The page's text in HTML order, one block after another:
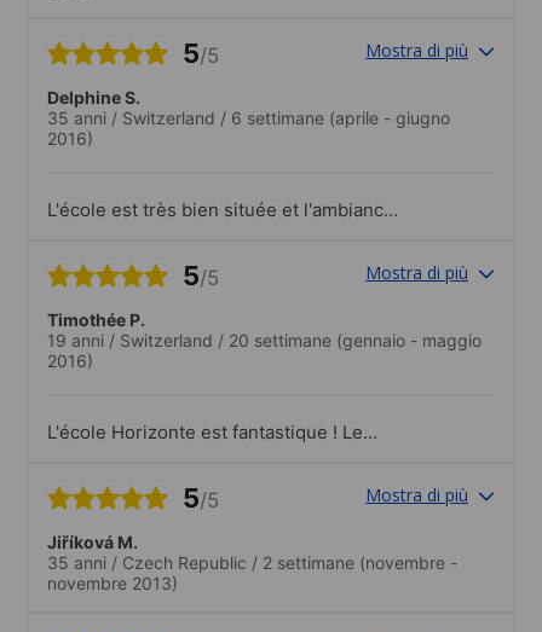
5/5 Mostra di più
Delphine S.
35 anni / Switzerland / 6 settimane (aprile - giugno
2016)
L'école est très bien située et l'ambiance
et très bien orientée dans un cours
apprécié être entourée de personnes
provenant d'horizons différents et
découvrir leurs cultures et traditions.
5/5 Mostra di più
Timothée P.
19 anni / Switzerland / 20 settimane (gennaio - maggio
2016)
L'école Horizonte est fantastique ! Le
étonnante !Je ne peux que la
centre ville, cette école est parfaite pour
apprendre la langue de Goethe.
5/5 Mostra di più
Jiříková M.
35 anni / Czech Republic / 2 settimane (novembre -
novembre 2013)